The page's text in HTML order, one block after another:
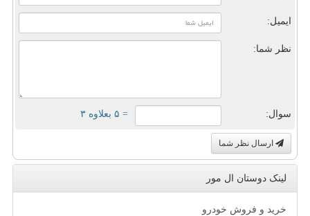
ایمیل:
نظر شما:
سوال: = ۵ بعلاوه ۳
ارسال نظر شما
لینک دوستان ال مور
خرید و فروش خودرو